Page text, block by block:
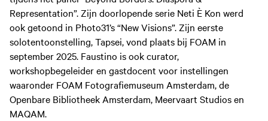
Representation”. Zijn doorlopende serie Neti È Kon werd
ook getoond in Photo31’s “New Visions”. Zijn eerste
solotentoonstelling, Tapsei, vond plaats bij FOAM in
september 2025. Faustino is ook curator,
workshopbegeleider en gastdocent voor instellingen
waaronder FOAM Fotografiemuseum Amsterdam, de
Openbare Bibliotheek Amsterdam, Meervaart Studios en
MAQAM.